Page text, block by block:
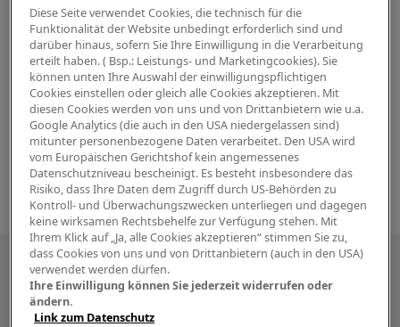
Besuchen Sie uns auch in den sozialen
Medien
Diese Seite verwendet Cookies, die technisch für die
Funktionalität der Website unbedingt erforderlich sind und
darüber hinaus, sofern Sie Ihre Einwilligung in die Verarbeitung
erteilt haben. ( Bsp.: Leistungs- und Marketingcookies). Sie
können unten Ihre Auswahl der einwilligungspflichtigen
Cookies einstellen oder gleich alle Cookies akzeptieren. Mit
diesen Cookies werden von uns und von Drittanbietern wie u.a.
Google Analytics (die auch in den USA niedergelassen sind)
mitunter personenbezogene Daten verarbeitet. Den USA wird
vom Europäischen Gerichtshof kein angemessenes
Datenschutzniveau bescheinigt. Es besteht insbesondere das
Risiko, dass Ihre Daten dem Zugriff durch US-Behörden zu
Kontroll- und Überwachungszwecken unterliegen und dagegen
keine wirksamen Rechtsbehelfe zur Verfügung stehen. Mit
Ihrem Klick auf „Ja, alle Cookies akzeptieren“ stimmen Sie zu,
dass Cookies von uns und von Drittanbietern (auch in den USA)
verwendet werden dürfen.
Ihre Einwilligung können Sie jederzeit widerrufen oder
ändern.
Link zum Datenschutz